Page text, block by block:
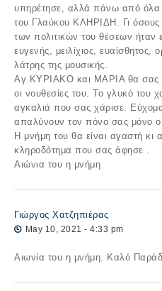
υπηρέτησε, αλλά πάνω από όλα
του Γλαύκου ΚΛΗΡΙΔΗ. Γι
των πολιτικών του θέσεων ήταν
ευγενής, μειλίχιος, ευαίσθητος,
λάτρης της μουσικής.
Αγ.ΚΥΡΙΑΚΟ και ΜΑΡΙΑ θα σας
οι νουθεσίες του. Το γλυκό του
αγκαλιά που σας χάρισε.
απαλύνουν τον πόνο σας μόνο
Η μνήμη του θα είναι αγαστή κι
κληροδότημα που σας άφησε .
Αιώνια του η μνήμη
Γιώργος Χατζηπιέρας
May 10, 2021 - 4:33 pm
Αιωνία του η μνήμη. Καλό